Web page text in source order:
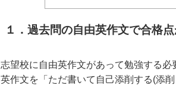
１．過去問の自由英作文で合格
志望校に自由英作文があって勉強する
英作文を「ただ書いて自己添削する(添